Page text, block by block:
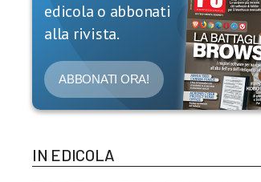
edicola o abbonati
alla rivista.
ABBONATI ORA!
IN EDICOLA